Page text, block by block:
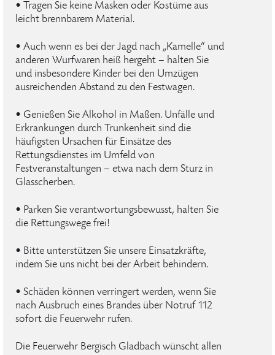
• Tragen Sie keine Masken oder Kostüme aus
leicht brennbarem Material.
• Auch wenn es bei der Jagd nach „Kamelle“ und
anderen Wurfwaren heiß hergeht – halten Sie
und insbesondere Kinder bei den Umzügen
ausreichenden Abstand zu den Festwagen.
• Genießen Sie Alkohol in Maßen. Unfälle und
Erkrankungen durch Trunkenheit sind die
häufigsten Ursachen für Einsätze des
Rettungsdienstes im Umfeld von
Festveranstaltungen – etwa nach dem Sturz in
Glasscherben.
• Parken Sie verantwortungsbewusst, halten Sie
die Rettungswege frei!
• Bitte unterstützen Sie unsere Einsatzkräfte,
indem Sie uns nicht bei der Arbeit behindern.
• Schäden können verringert werden, wenn Sie
nach Ausbruch eines Brandes über Notruf 112
sofort die Feuerwehr rufen.
Die Feuerwehr Bergisch Gladbach wünscht allen